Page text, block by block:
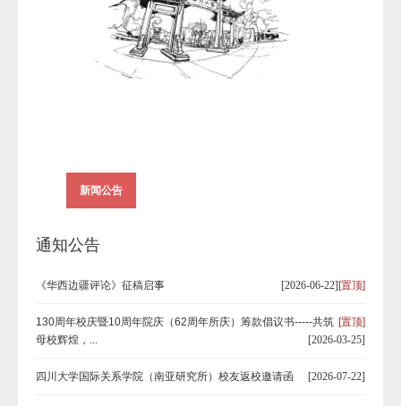
新闻公告
通知公告
[置顶]
《华西边疆评论》征稿启事 [2026-06-22]
[置顶]
130周年校庆暨10周年院庆（62周年所庆）筹款倡议书-----共筑
母校辉煌，...
[2026-03-25]
四川大学国际关系学院（南亚研究所）校友返校邀请函 [2026-07-22]